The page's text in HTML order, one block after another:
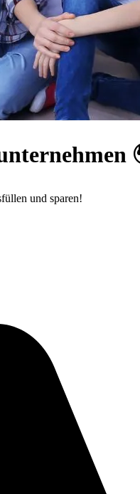
und sparen!